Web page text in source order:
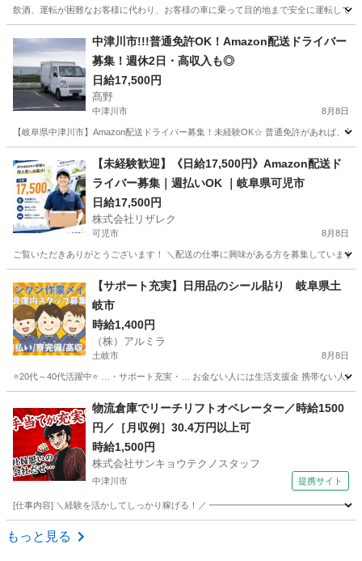
飲酒、運転が困難なお客様に代わり、お客様の車に乗って目的地まで安全に運転して
関市役所前駅 ドライバー
中津川市!!!普通免許OK！Amazon配送ドライバー
募集！週休2日・高収入も◎
日給17,500円
髙野
中津川市 8月8日
【岐阜県中津川市】Amazon配送ドライバー募集！未経験OK☆ 普通免許があれば、
ドライバー Amazon
【未経験歓迎】《日給17,500円》Amazon配送ド
ライバー募集｜週払いOK ｜岐阜県可児市
日給17,500円
株式会社リザレク
可児市 8月8日
ご覧いただきありがとうございます！ ＼配送の仕事に興味がある方を募集していま
物流 Amazon
【サポート充実】日用品のシール貼り 岐阜県土
岐市
時給1,400円
（株）アルミラ
土岐市 8月8日
⭐20代～40代活躍中⭐ …・サポート充実・… お金ない人には生活支援金 携帯ない人
倉庫 スタッフ
物流倉庫でリーチリフトオペレーター／時給1500
円／［月収例］30.4万円以上可
時給1,500円
株式会社サンキョウテクノスタッフ
中津川市 提携サイト
[仕事内容] ＼経験を活かしてしっかり稼げる！／ ━━━━━━━━━━━━━━━━━ ◎高時
岐阜 中津川市
もっと見る